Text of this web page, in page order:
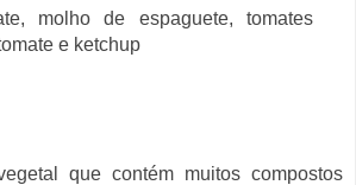
molho de espaguete, tomates
e ketchup
que contém muitos compostos